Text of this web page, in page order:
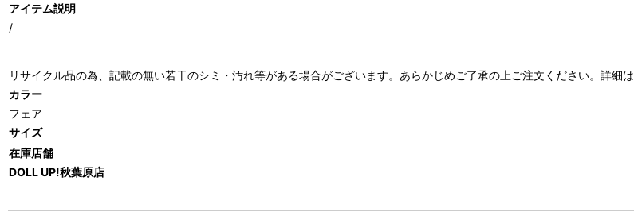
アイテム説明
/
リサイクル品の為、記載の無い若干のシミ・汚れ等がある場合がございます。あらかじめご了承の上ご注文ください。詳細は
カラー
フェア
サイズ
在庫店舗
DOLL UP!秋葉原店